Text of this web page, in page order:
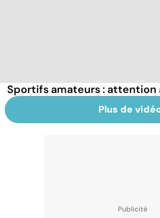
Sportifs amateurs : attention
Plus de